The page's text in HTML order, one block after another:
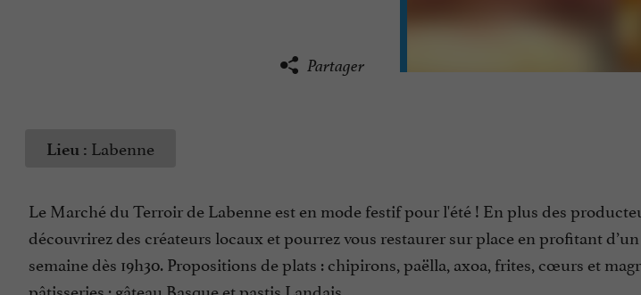
Partager
Lieu : Labenne
Le Marché du Terroir de Labenne est en mode festif pour l'été ! En plus des
découvrirez des créateurs locaux et pourrez vous restaurer sur place en profitant
semaine dès 19h30. Propositions de plats : chipirons, paëlla, axoa, frites, cœurs et
pâtisseries : gâteau Basque et pastis Landais…